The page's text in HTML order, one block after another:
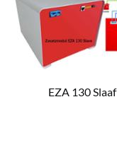
EZA 130 Slaaf